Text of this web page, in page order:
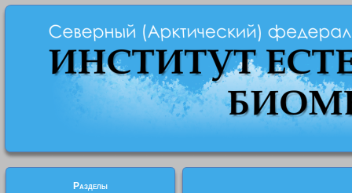
Разделы